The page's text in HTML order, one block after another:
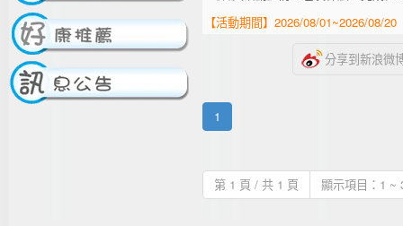
【活動期間】2026/08/01~2026/08/20
分享到新浪微
1
第 1 頁 / 共 1 頁 顯示項目：1 ~